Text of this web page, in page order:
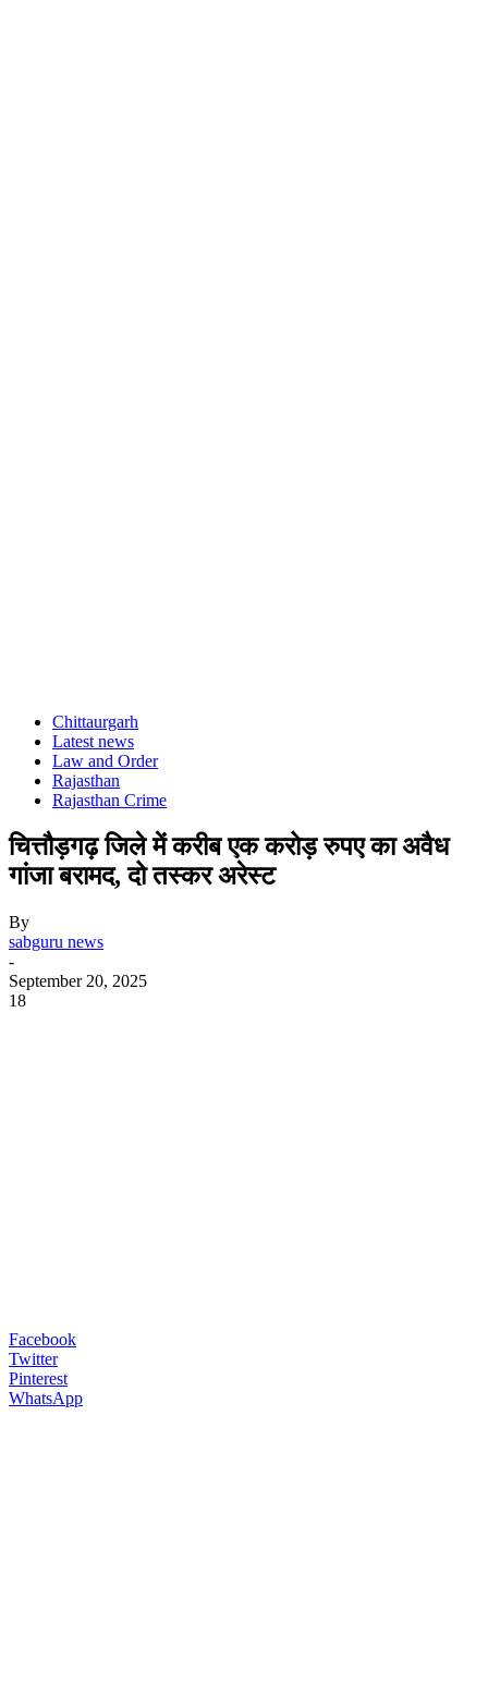
Chittaurgarh
Latest news
Law and Order
Rajasthan
Rajasthan Crime
चित्तौड़गढ़ जिले में करीब एक करोड़ रुपए का अवैध
गांजा बरामद, दो तस्कर अरेस्ट
By
sabguru news
-
September 20, 2025
18
Facebook
Twitter
Pinterest
WhatsApp